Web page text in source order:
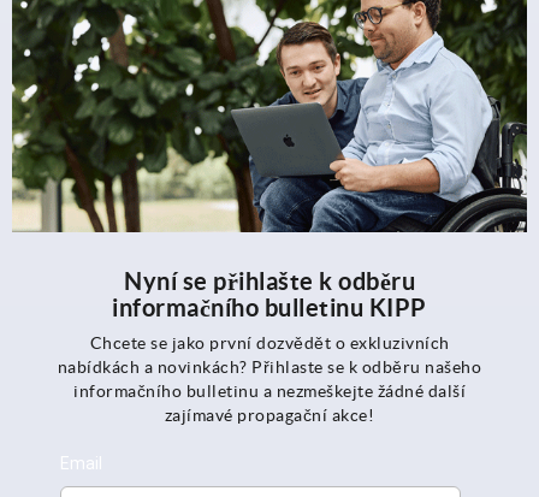
Nyní se přihlašte k odběru
informačního bulletinu KIPP
Chcete se jako první dozvědět o exkluzivních
nabídkách a novinkách? Přihlaste se k odběru našeho
informačního bulletinu a nezmeškejte žádné další
zajímavé propagační akce!